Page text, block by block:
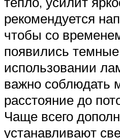
рекомендуется
чтобы со
появились
использовании
важно соблюдать
расстояние до
Чаще всего
устанавливают